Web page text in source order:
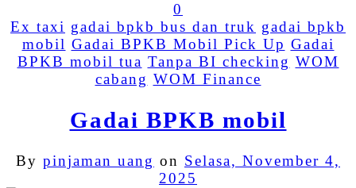
0
Ex taxi gadai bpkb bus dan truk gadai bpkb
mobil Gadai BPKB Mobil Pick Up Gadai
BPKB mobil tua Tanpa BI checking WOM
cabang WOM Finance
Gadai BPKB mobil
By pinjaman uang on Selasa, November 4,
2025